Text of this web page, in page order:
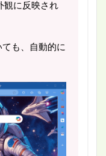
観に反映され
も、自動的に